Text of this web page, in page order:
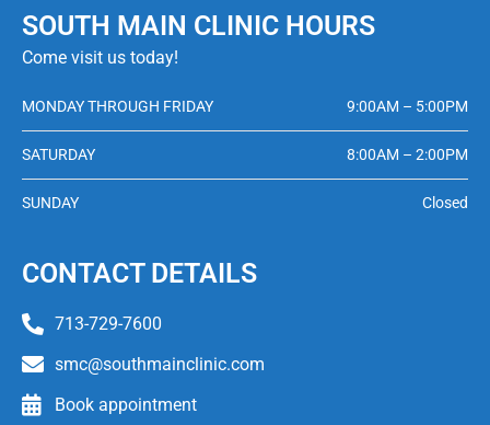
SOUTH MAIN CLINIC HOURS
Come visit us today!
MONDAY THROUGH FRIDAY 9:00AM – 5:00PM
SATURDAY 8:00AM – 2:00PM
SUNDAY Closed
CONTACT DETAILS
713-729-7600
smc@southmainclinic.com
Book appointment